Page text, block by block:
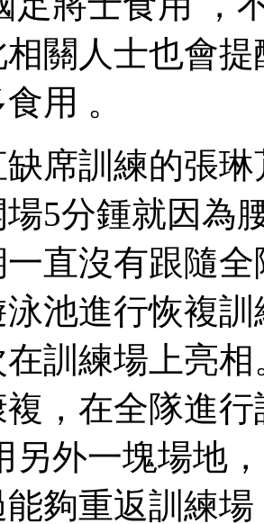
相關人士也會提
 。
席訓練的張琳
5分鍾就因為腰
直沒有跟隨全隊
池進行恢複訓練
訓練場上亮相
，在全隊進
另外一塊場地
過能夠重返訓練